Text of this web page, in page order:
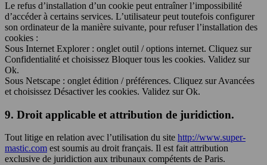
Le refus d’installation d’un cookie peut entraîner l’impossibilité
d’accéder à certains services. L’utilisateur peut toutefois configurer
son ordinateur de la manière suivante, pour refuser l’installation des
cookies :
Sous Internet Explorer : onglet outil / options internet. Cliquez sur
Confidentialité et choisissez Bloquer tous les cookies. Validez sur
Ok.
Sous Netscape : onglet édition / préférences. Cliquez sur Avancées
et choisissez Désactiver les cookies. Validez sur Ok.
9. Droit applicable et attribution de juridiction.
Tout litige en relation avec l’utilisation du site http://www.super-
mastic.com est soumis au droit français. Il est fait attribution
exclusive de juridiction aux tribunaux compétents de Paris.